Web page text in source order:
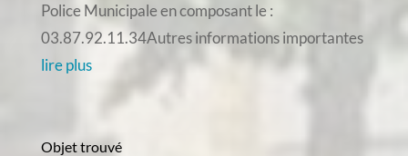
Police Municipale en composant le :
03.87.92.11.34Autres informations importantes
lire plus
Objet trouvé